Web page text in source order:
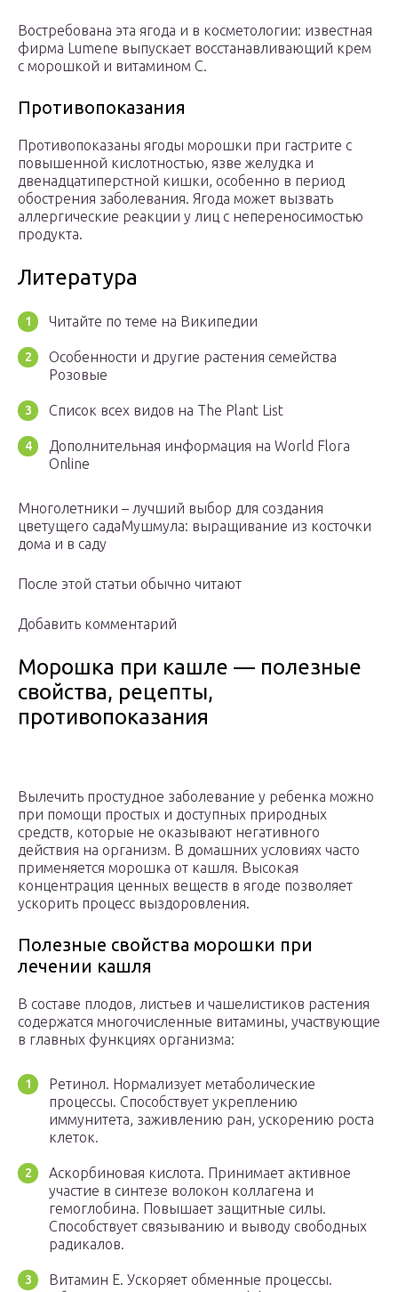
Востребована эта ягода и в косметологии: известная
фирма Lumene выпускает восстанавливающий крем
с морошкой и витамином C.
Противопоказания
Противопоказаны ягоды морошки при гастрите с
повышенной кислотностью, язве желудка и
двенадцатиперстной кишки, особенно в период
обострения заболевания. Ягода может вызвать
аллергические реакции у лиц с непереносимостью
продукта.
Литература
Читайте по теме на Википедии
Особенности и другие растения семейства
Розовые
Список всех видов на The Plant List
Дополнительная информация на World Flora
Online
Многолетники – лучший выбор для создания
цветущего садаМушмула: выращивание из косточки
дома и в саду
После этой статьи обычно читают
Добавить комментарий
Морошка при кашле — полезные
свойства, рецепты,
противопоказания
Вылечить простудное заболевание у ребенка можно
при помощи простых и доступных природных
средств, которые не оказывают негативного
действия на организм. В домашних условиях часто
применяется морошка от кашля. Высокая
концентрация ценных веществ в ягоде позволяет
ускорить процесс выздоровления.
Полезные свойства морошки при
лечении кашля
В составе плодов, листьев и чашелистиков растения
содержатся многочисленные витамины, участвующие
в главных функциях организма:
Ретинол. Нормализует метаболические
процессы. Способствует укреплению
иммунитета, заживлению ран, ускорению роста
клеток.
Аскорбиновая кислота. Принимает активное
участие в синтезе волокон коллагена и
гемоглобина. Повышает защитные силы.
Способствует связыванию и выводу свободных
радикалов.
Витамин Е. Ускоряет обменные процессы.